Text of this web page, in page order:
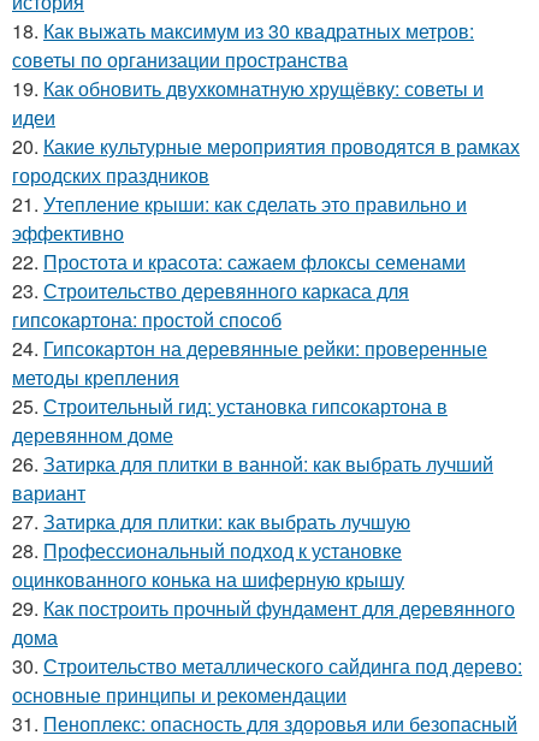
18. Как выжать максимум из 30 квадратных метров:
советы по организации пространства
19. Как обновить двухкомнатную хрущёвку: советы и
идеи
20. Какие культурные мероприятия проводятся в рамках
городских праздников
21. Утепление крыши: как сделать это правильно и
эффективно
22. Простота и красота: сажаем флоксы семенами
23. Строительство деревянного каркаса для
гипсокартона: простой способ
24. Гипсокартон на деревянные рейки: проверенные
методы крепления
25. Строительный гид: установка гипсокартона в
деревянном доме
26. Затирка для плитки в ванной: как выбрать лучший
вариант
27. Затирка для плитки: как выбрать лучшую
28. Профессиональный подход к установке
оцинкованного конька на шиферную крышу
29. Как построить прочный фундамент для деревянного
дома
30. Строительство металлического сайдинга под дерево:
основные принципы и рекомендации
31. Пеноплекс: опасность для здоровья или безопасный